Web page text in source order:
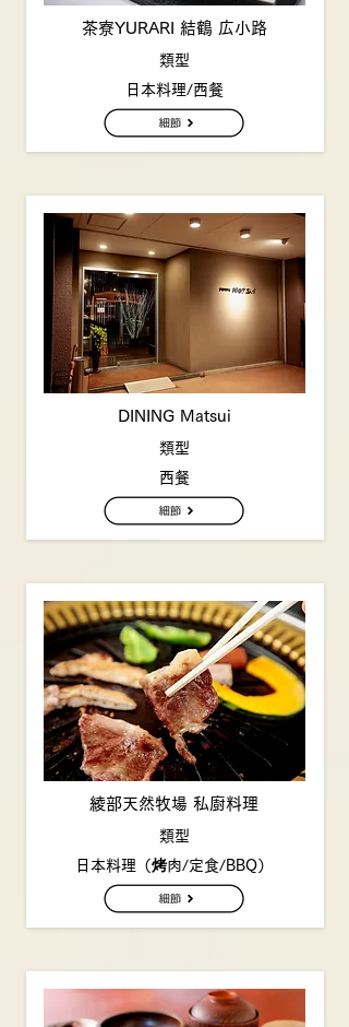
茶寮YURARI 結鶴 広小路
類型
日本料理/西餐
DINING Matsui
類型
西餐
綾部天然牧場 私廚料理
類型
日本料理（烤肉/定食/BBQ）